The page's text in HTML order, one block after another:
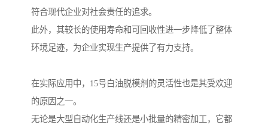
符合现代企业对社会责任的追求。
此外，其较长的使用寿命和可回收性进一步降低了整体
环境足迹，为企业实现生产提供了有力支持。
在实际应用中，15号白油脱模剂的灵活性也是其受欢迎
的原因之一。
无论是大型自动化生产线还是小批量的精密加工，它都